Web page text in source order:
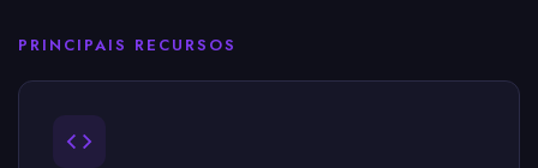
PRINCIPAIS RECURSOS